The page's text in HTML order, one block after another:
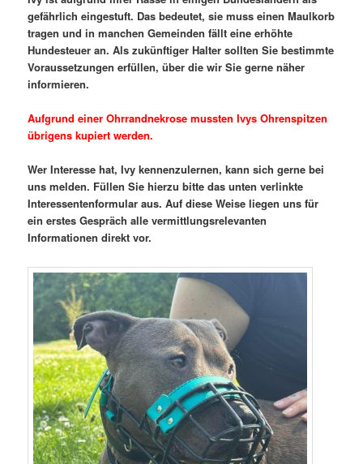
gefährlich eingestuft. Das bedeutet, sie muss einen Maulkorb
tragen und in manchen Gemeinden fällt eine erhöhte
Hundesteuer an. Als zukünftiger Halter sollten Sie bestimmte
Voraussetzungen erfüllen, über die wir Sie gerne näher
informieren.
Aufgrund einer Ohrrandnekrose mussten Ivys Ohrenspitzen
übrigens kupiert werden.
Wer Interesse hat, Ivy kennenzulernen, kann sich gerne bei
uns melden. Füllen Sie hierzu bitte das unten verlinkte
Interessentenformular aus. Auf diese Weise liegen uns für
ein erstes Gespräch alle vermittlungsrelevanten
Informationen direkt vor.